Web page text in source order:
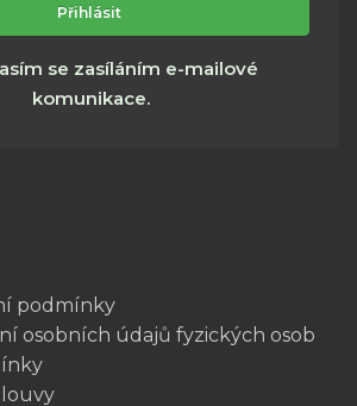
adresa
Přihlásit
se zasíláním e-mailové
komunikace.
podmínky
osobních údajů fyzických osob